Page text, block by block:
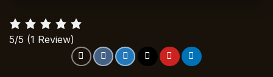
5/5 (1 Review)